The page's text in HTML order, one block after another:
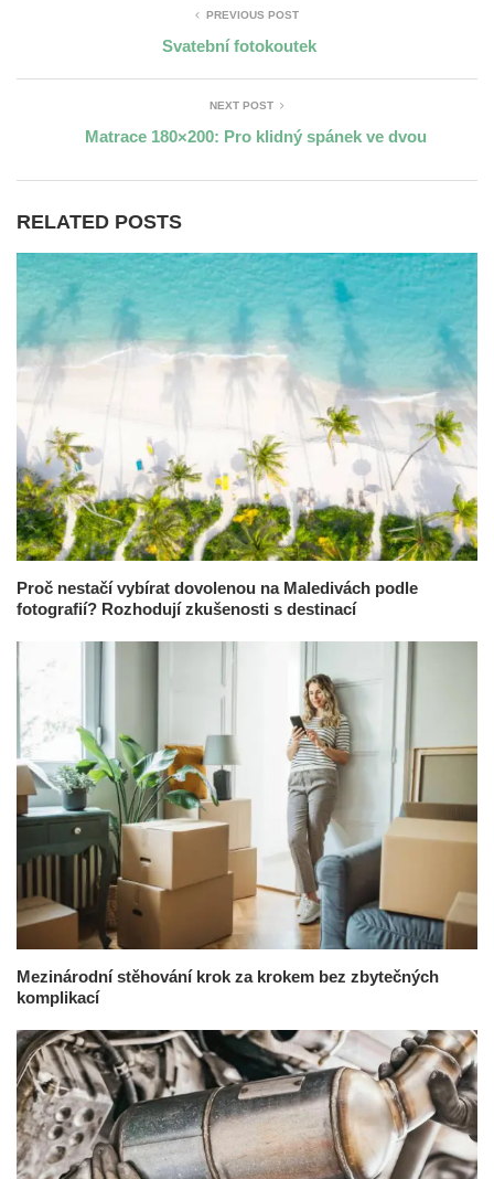
PREVIOUS POST
Svatební fotokoutek
NEXT POST
Matrace 180×200: Pro klidný spánek ve dvou
RELATED POSTS
Proč nestačí vybírat dovolenou na Maledivách podle
fotografií? Rozhodují zkušenosti s destinací
Mezinárodní stěhování krok za krokem bez zbytečných
komplikací